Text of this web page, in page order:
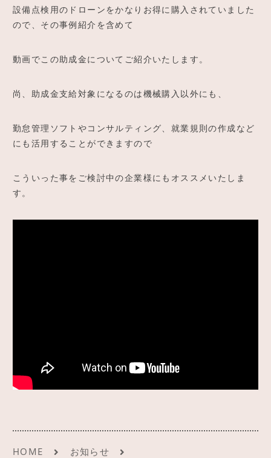
設備点検用のドローンをかなりお得に購入されていました
ので、その事例紹介を含めて
動画でこの助成金についてご紹介いたします。
尚、助成金支給対象になるのは機械購入以外にも、
勤怠管理ソフトやコンサルティング、就業規則の作成など
にも活用することができますので
こういった事をご検討中の企業様にもオススメいたしま
す。
HOME
お知らせ